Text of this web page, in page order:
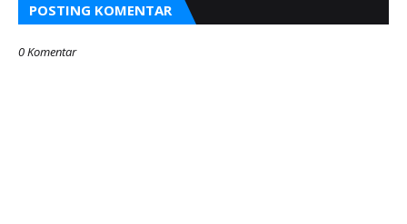
POSTING KOMENTAR
0 Komentar